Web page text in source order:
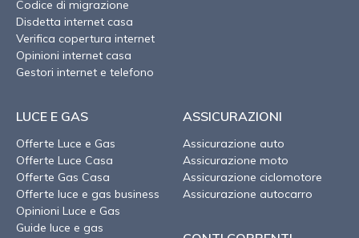
Codice di migrazione
Disdetta internet casa
Verifica copertura internet
Opinioni internet casa
Gestori internet e telefono
LUCE E GAS
Offerte Luce e Gas
Offerte Luce Casa
Offerte Gas Casa
Offerte luce e gas business
Opinioni Luce e Gas
Guide luce e gas
ASSICURAZIONI
Assicurazione auto
Assicurazione moto
Assicurazione ciclomotore
Assicurazione autocarro